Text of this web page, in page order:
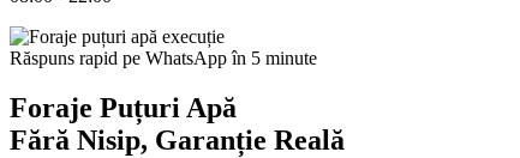
Răspuns rapid pe WhatsApp în 5 minute
Foraje Puțuri Apă
Fără Nisip, Garanție Reală